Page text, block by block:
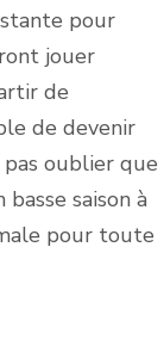
pour
jouer
de
de devenir
oublier que
saison à
pour toute